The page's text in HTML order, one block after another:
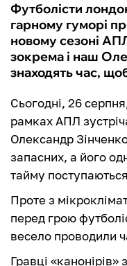
Футболісти
гарному гуморі
новому сезоні
зокрема і наш
знаходять час,
Сьогодні, 26
рамках АПЛ
Олександр
запасних, а його
тайму
Проте з
перед грою
весело проводили
Гравці